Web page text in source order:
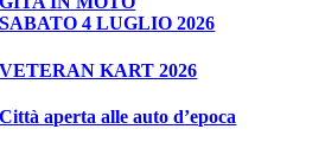
SABATO 4 LUGLIO 2026
VETERAN KART 2026
Città aperta alle auto d’epoca